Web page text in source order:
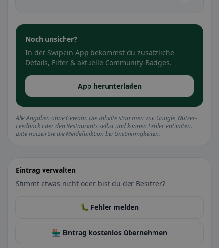
Noch unsicher?
In der Swipein App bekommst du zusätzliche
Details, Filter & aktuelle Community-Badges.
App herunterladen
Alle Angaben ohne Gewähr. Die Inhalte stammen von Google, Nutzer-
Feedback oder den Restaurants selbst und können Fehler enthalten.
Bitte nutzen Sie die Meldefunktion bei Unstimmigkeiten.
Eintrag verwalten
Stimmt etwas nicht oder bist du der Besitzer?
🐛 Fehler melden
🏪 Eintrag kostenlos übernehmen